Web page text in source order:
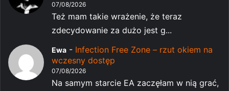
07/08/2026
Też mam takie wrażenie, że teraz
zdecydowanie za dużo jest g...
Ewa - Infection Free Zone – rzut okiem na
wczesny dostęp
07/08/2026
Na samym starcie EA zaczęłam w nią grać,